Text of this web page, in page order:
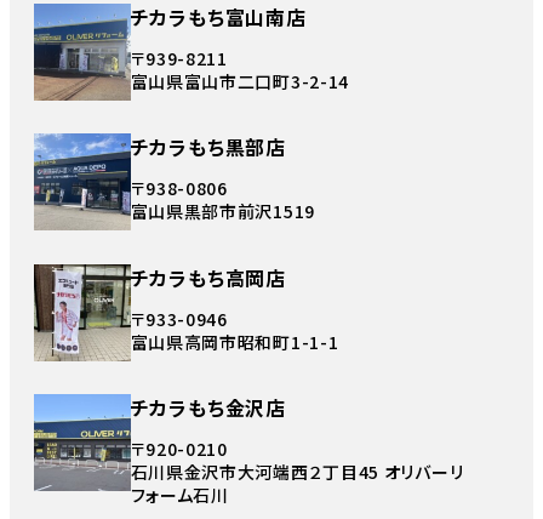
チカラもち富山南店
〒939-8211
富山県富山市二口町3-2-14
チカラもち黒部店
〒938-0806
富山県黒部市前沢1519
チカラもち高岡店
〒933-0946
富山県高岡市昭和町1-1-1
チカラもち金沢店
〒920-0210
石川県金沢市大河端西２丁目45 オリバーリ
フォーム石川